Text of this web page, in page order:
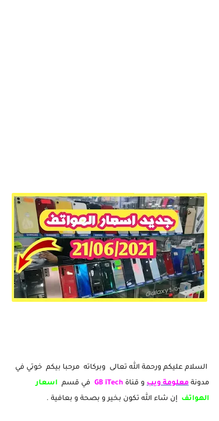
السلام عليكم ورحمة الله تعالى وبركاته مرحبا بيكم خوتي في
مدونة معلومة ويب و قناة GB iTech في قسم اسعار
الهواتف إن شاء الله تكون بخير و بصحة و بعافية .